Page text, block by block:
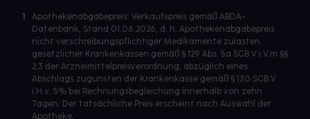
1
Apothekenabgabepreis: Verkaufspreis gemäß ABDA-
Datenbank, Stand 01.08.2026, d. h. Apothekenabgabepreis
nicht verschreibungspflichtiger Medikamente zulasten
gesetzlicher Krankenkassen gemäß § 129 Abs. 5a SGB V i.V.m §§
2,3 der Arzneimittelpreisverordnung, abzüglich eines
Abschlags zugunsten der Krankenkasse gemäß § 130 SGB V
i.H.v. 5% bei Rechnungsbegleichung innerhalb von zehn
Tagen. Der tatsächliche Preis erscheint nach Auswahl der
Apotheke.